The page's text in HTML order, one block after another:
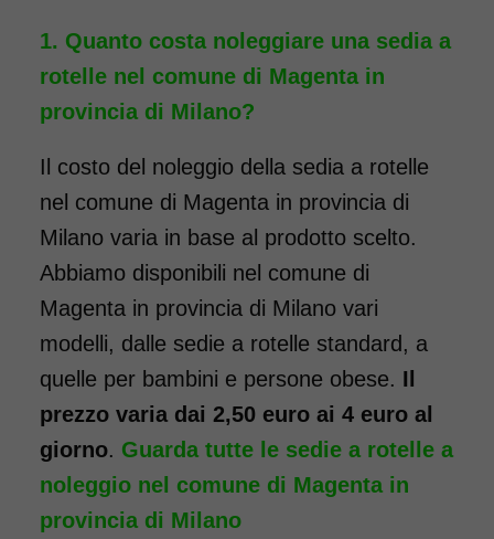
pieghevole transito - Con
reggigambe - Seduta 40
cm
Noleggio sedia a rotelle seduta
40 cm TRANSITO con pedane
elevabili estraibili. Il noleggio
minimo è di 7 giorni a partire
da 76 euro. Consegniamo a
domicilio in tutta Italia,
contattaci per maggiori
Quanto costa noleggiare una sedia a
rotelle nel comune di Magenta in
provincia di Milano?
Il costo del noleggio della sedia a rotelle
nel comune di Magenta in provincia di
Milano varia in base al prodotto scelto.
Abbiamo disponibili nel comune di
Magenta in provincia di Milano vari
modelli, dalle sedie a rotelle standard, a
quelle per bambini e persone obese. Il
prezzo varia dai 2,50 euro ai 4 euro al
giorno. Guarda tutte le sedie a rotelle a
noleggio nel comune di Magenta in
provincia di Milano